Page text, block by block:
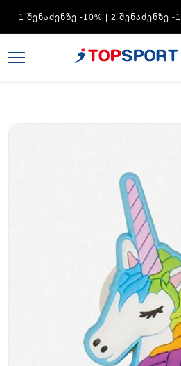
ᲨᲔᲜᲐᲫᲔᲜᲖᲔ -30%